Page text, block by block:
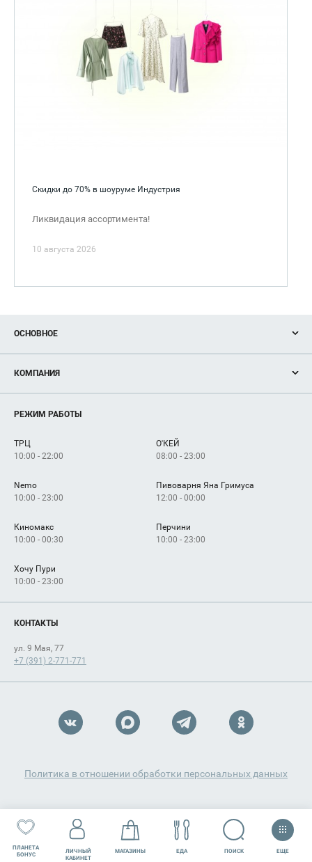
ПЛАНЕТА
БОНУС
ЛИЧНЫЙ
КАБИНЕТ
МАГАЗИНЫ ЕДА РАЗВЛЕЧЕНИЯ СЕРВИСЫ
ПОИСК ЕЩЕ
Скидки до 70% в шоуруме Индустрия
Ликвидация ассортимента!
10 августа 2026
ОСНОВНОЕ
Новости
Магазины
Услуги
КОМПАНИЯ
Рекламодателям
Как добраться
РЕЖИМ РАБОТЫ
ТРЦ
10:00 - 22:00
О'КЕЙ
08:00 - 23:00
Nemo
10:00 - 23:00
Пивоварня Яна Гримуса
12:00 - 00:00
Киномакс
10:00 - 00:30
Перчини
10:00 - 23:00
Хочу Пури
10:00 - 23:00
КОНТАКТЫ
ул. 9 Мая, 77
+7 (391) 2-771-771
Политика в отношении обработки персональных данных